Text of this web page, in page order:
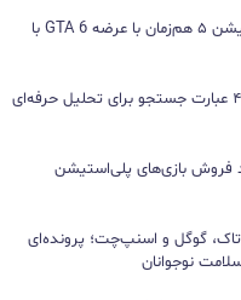
سونی خیال گیمرها را راحت کرد؛ پلی‌استیشن ۵ هم‌زمان با عرضه GTA 6 با
گوگل ترندز ارتقا یافت؛ امکان مقایسه ۴۰۰ عبارت جستجو برای تحلیل حرفه‌ای
بازی‌های فیزیکی؛ ۸۲ درصد فروش بازی‌های پلی‌استیشن
گوگل و اسنپ‌چت؛ پرونده‌ای
نوجوانان